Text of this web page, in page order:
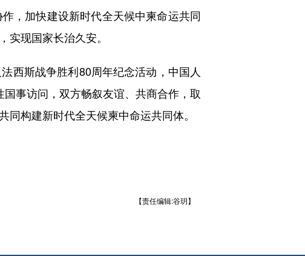
，加快建设新时代全天候中柬命运共同
实现国家长治久安。
斯战争胜利80周年纪念活动，中国人
事访问，双方畅叙友谊、共商合作，取
构建新时代全天候柬中命运共同体。
【责任编辑:谷玥】